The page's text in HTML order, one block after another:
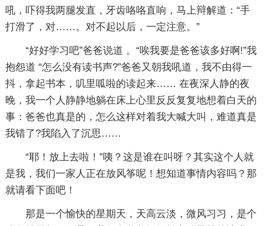
吼，吓得我两腿发直，牙齿咯咯直响，马上辩解道：“手
打滑了，对……。对不起以后，一定注意。”
“好好学习吧”爸爸说道 。“唉我要是爸爸该多好啊!”我
抱怨道 “怎么没有读书声?”爸爸又朝我吼道，我不由得一
抖，拿起书本，叽里呱啦的读起来…… 在夜深人静的夜
晚，我一个人静静地躺在床上心里反反复复地想着白天的
事：爸爸也真是的，怎么这样对着我大喊大叫，难道真是
我错了?我陷入了沉思……
“耶！放上去啦！”咦？这是谁在叫呀？其实这个人就
是我，我们一家人正在放风筝呢！想知道事情内容吗？那
就请看下面吧！
那是一个愉快的星期天，天高云淡，微风习习，是个